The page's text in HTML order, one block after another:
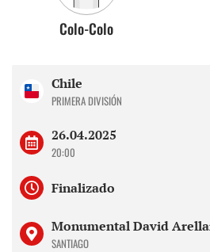
Colo-Colo
Chile
PRIMERA DIVISIÓN
26.04.2025
20:00
Finalizado
Monumental David
SANTIAGO